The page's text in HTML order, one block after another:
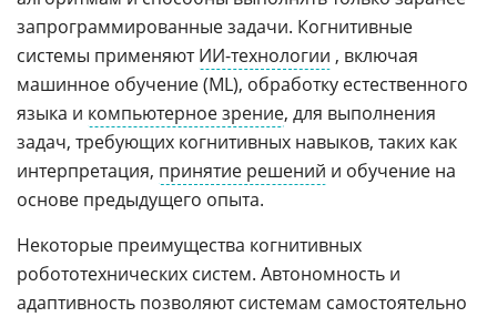
запрограммированные задачи. Когнитивные
системы применяютИИ-технологии , включая
машинное обучение (ML), обработку естественного
языка и компьютерное зрение, для выполнения
задач, требующих когнитивных навыков, таких как
интерпретация, принятие решений и обучение на
основе предыдущего опыта.
Некоторые преимущества когнитивных
робототехнических систем. Автономность и
адаптивность позволяют системам самостоятельно